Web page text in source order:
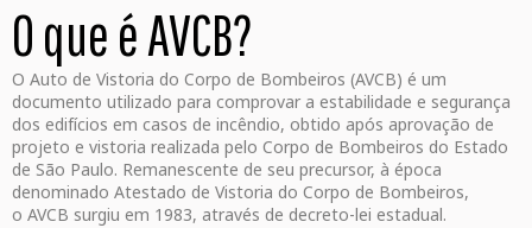
O que é AVCB?
O Auto de Vistoria do Corpo de Bombeiros (AVCB) é um
documento utilizado para comprovar a estabilidade e segurança
dos edifícios em casos de incêndio, obtido após aprovação de
projeto e vistoria realizada pelo Corpo de Bombeiros do Estado
de São Paulo. Remanescente de seu precursor, à época
denominado Atestado de Vistoria do Corpo de Bombeiros,
o AVCB surgiu em 1983, através de decreto-lei estadual.